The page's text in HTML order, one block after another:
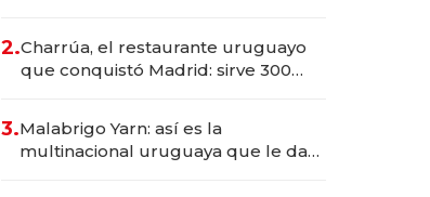
millones
2.Charrúa, el restaurante uruguayo
que conquistó Madrid: sirve 300
prepara apertura
3.Malabrigo Yarn: así es la
multinacional uruguaya que le da